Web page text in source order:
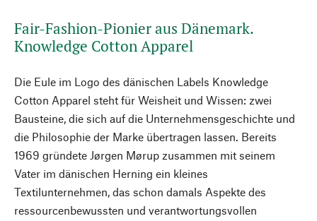
Fair-Fashion-Pionier aus Dänemark.
Knowledge Cotton Apparel
Die Eule im Logo des dänischen Labels Knowledge
Cotton Apparel steht für Weisheit und Wissen: zwei
Bausteine, die sich auf die Unternehmensgeschichte und
die Philosophie der Marke übertragen lassen. Bereits
1969 gründete Jørgen Mørup zusammen mit seinem
Vater im dänischen Herning ein kleines
Textilunternehmen, das schon damals Aspekte des
ressourcenbewussten und verantwortungsvollen